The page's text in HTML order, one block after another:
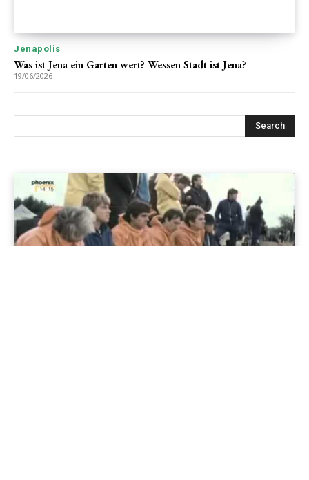
Jenapolis
Was ist Jena ein Garten wert? Wessen Stadt ist Jena?
19/06/2026
Search